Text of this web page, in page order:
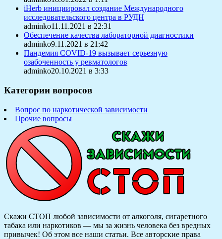
iHerb инициировал создание Международного
исследовательского центра в РУДН
adminko11.11.2021 в 22:31
Обеспечение качества лабораторной диагностики
adminko9.11.2021 в 21:42
Пандемия COVID-19 вызывает серьезную
озабоченность у ревматологов
adminko20.10.2021 в 3:33
Категории вопросов
Вопрос по наркотической зависимости
Прочие вопросы
Скажи СТОП любой зависимости от алкоголя, сигаретного
табака или наркотиков — мы за жизнь человека без вредных
привычек! Об этом все наши статьи. Все авторские права